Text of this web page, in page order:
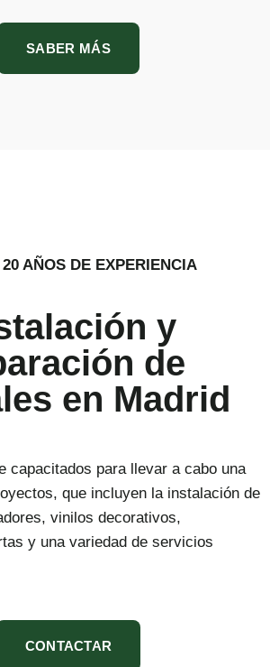
SABER MÁS
AÑOS DE EXPERIENCIA
y
de
en Madrid
capacitados para llevar a cabo una
que incluyen la instalación de
vinilos decorativos,
y una variedad de servicios
CONTACTAR